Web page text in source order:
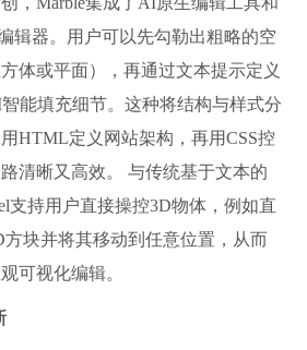
辑器。用户可以先勾勒出粗略的空
体或平面），再通过文本提示定义
能填充细节。这种将结构与样式分
HTML定义网站架构，再用CSS控
清晰又高效。 与传统基于文本的
支持用户直接操控3D物体，例如直
块并将其移动到任意位置，从而
可视化编辑。